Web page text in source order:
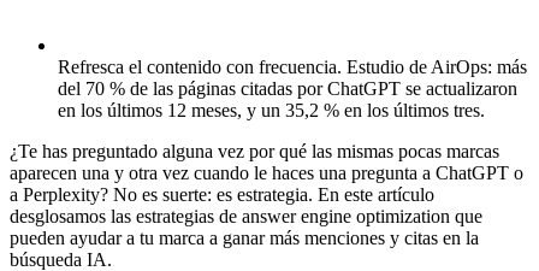
Refresca el contenido con frecuencia. Estudio de AirOps: más
del 70 % de las páginas citadas por ChatGPT se actualizaron
en los últimos 12 meses, y un 35,2 % en los últimos tres.
¿Te has preguntado alguna vez por qué las mismas pocas marcas
aparecen una y otra vez cuando le haces una pregunta a ChatGPT o
a Perplexity? No es suerte: es estrategia. En este artículo
desglosamos las estrategias de answer engine optimization que
pueden ayudar a tu marca a ganar más menciones y citas en la
búsqueda IA.